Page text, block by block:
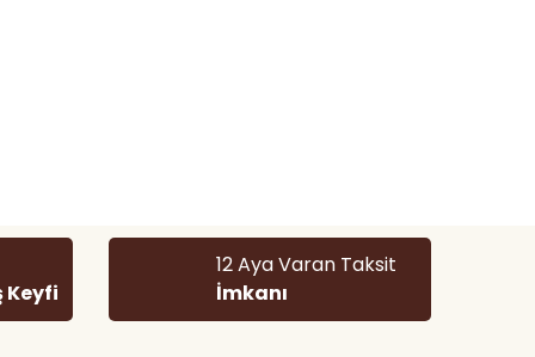
Keyfi
12 Aya Varan Taksit
İmkanı